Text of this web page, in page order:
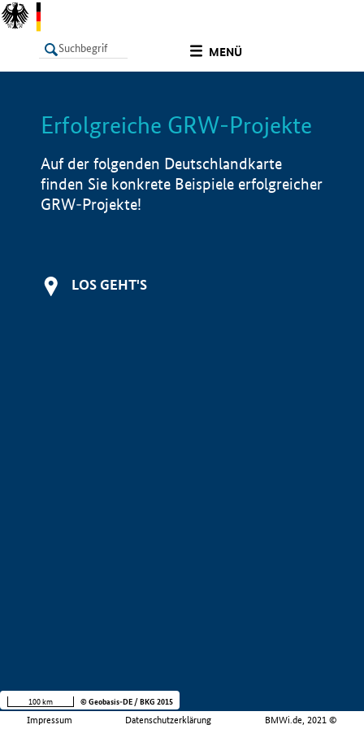
MENÜ
LISTE Info
Erfolgreiche GRW-Projekte
Auf der folgenden Deutschlandkarte
finden Sie konkrete Beispiele erfolgreicher
GRW-Projekte!
LOS GEHT'S
Impressum Datenschutzerklärung BMWi.de, 2021 ©
100 km © Geobasis-DE / BKG 2015